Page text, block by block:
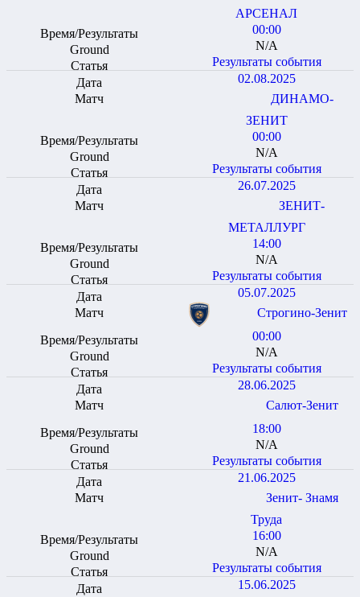
АРСЕНАЛ
00:00
N/A
Результаты события
02.08.2025
ДИНАМО-
ЗЕНИТ
00:00
N/A
Результаты события
26.07.2025
ЗЕНИТ-
МЕТАЛЛУРГ
14:00
N/A
Результаты события
05.07.2025
Строгино-Зенит
00:00
N/A
Результаты события
28.06.2025
Салют-Зенит
18:00
N/A
Результаты события
21.06.2025
Зенит- Знамя
Труда
16:00
N/A
Результаты события
15.06.2025